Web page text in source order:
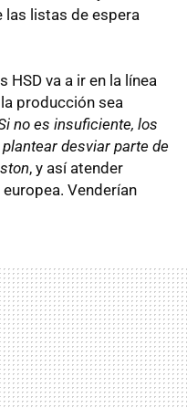
las listas de espera
HSD va a ir en la línea
producción sea
no es insuficiente, los
desviar parte de
, y así atender
Venderían